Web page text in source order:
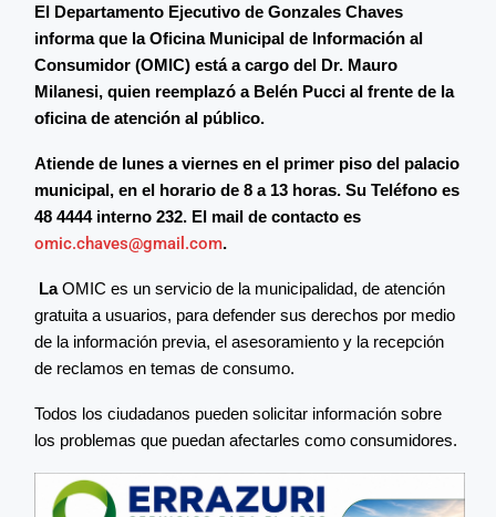
El Departamento Ejecutivo de Gonzales Chaves
informa que la Oficina Municipal de Información al
Consumidor (OMIC) está a cargo del Dr. Mauro
Milanesi, quien reemplazó a Belén Pucci al frente de la
oficina de atención al público.
Atiende de lunes a viernes en el primer piso del palacio
municipal, en el horario de 8 a 13 horas. Su Teléfono es
48 4444 interno 232. El mail de contacto es
omic.chaves@gmail.com.
LaOMIC es un servicio de la municipalidad, de atención
gratuita a usuarios, para defender sus derechos por medio
de la información previa, el asesoramiento y la recepción
de reclamos en temas de consumo.
Todos los ciudadanos pueden solicitar información sobre
los problemas que puedan afectarles como consumidores.